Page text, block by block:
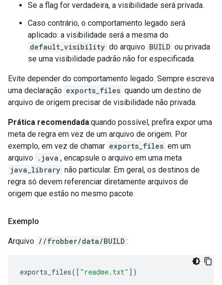
Se a flag for verdadeira, a visibilidade será privada.
Caso contrário, o comportamento legado será
aplicado: a visibilidade será a mesma do
default_visibility do arquivo BUILD ou privada
se uma visibilidade padrão não for especificada.
Evite depender do comportamento legado. Sempre escreva
uma declaração exports_files quando um destino de
arquivo de origem precisar de visibilidade não privada.
Prática recomendada:quando possível, prefira expor uma
meta de regra em vez de um arquivo de origem. Por
exemplo, em vez de chamar exports_files em um
arquivo .java , encapsule o arquivo em uma meta
java_library não particular. Em geral, os destinos de
regra só devem referenciar diretamente arquivos de
origem que estão no mesmo pacote.
Exemplo
Arquivo //frobber/data/BUILD :
exports_files([ "readme.txt" ])